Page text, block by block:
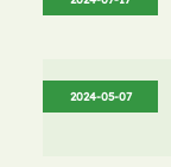
2024-05-07